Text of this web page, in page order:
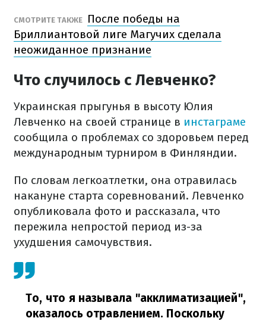
СМОТРИТЕ ТАКЖЕ
После победы на
Бриллиантовой лиге Магучих сделала
неожиданное признание
Что случилось с Левченко?
Украинская прыгунья в высоту Юлия
Левченко на своей странице в инстаграме
сообщила о проблемах со здоровьем перед
международным турниром в Финляндии.
По словам легкоатлетки, она отравилась
накануне старта соревнований. Левченко
опубликовала фото и рассказала, что
пережила непростой период из-за
ухудшения самочувствия.
То, что я называла "акклиматизацией",
оказалось отравлением. Поскольку